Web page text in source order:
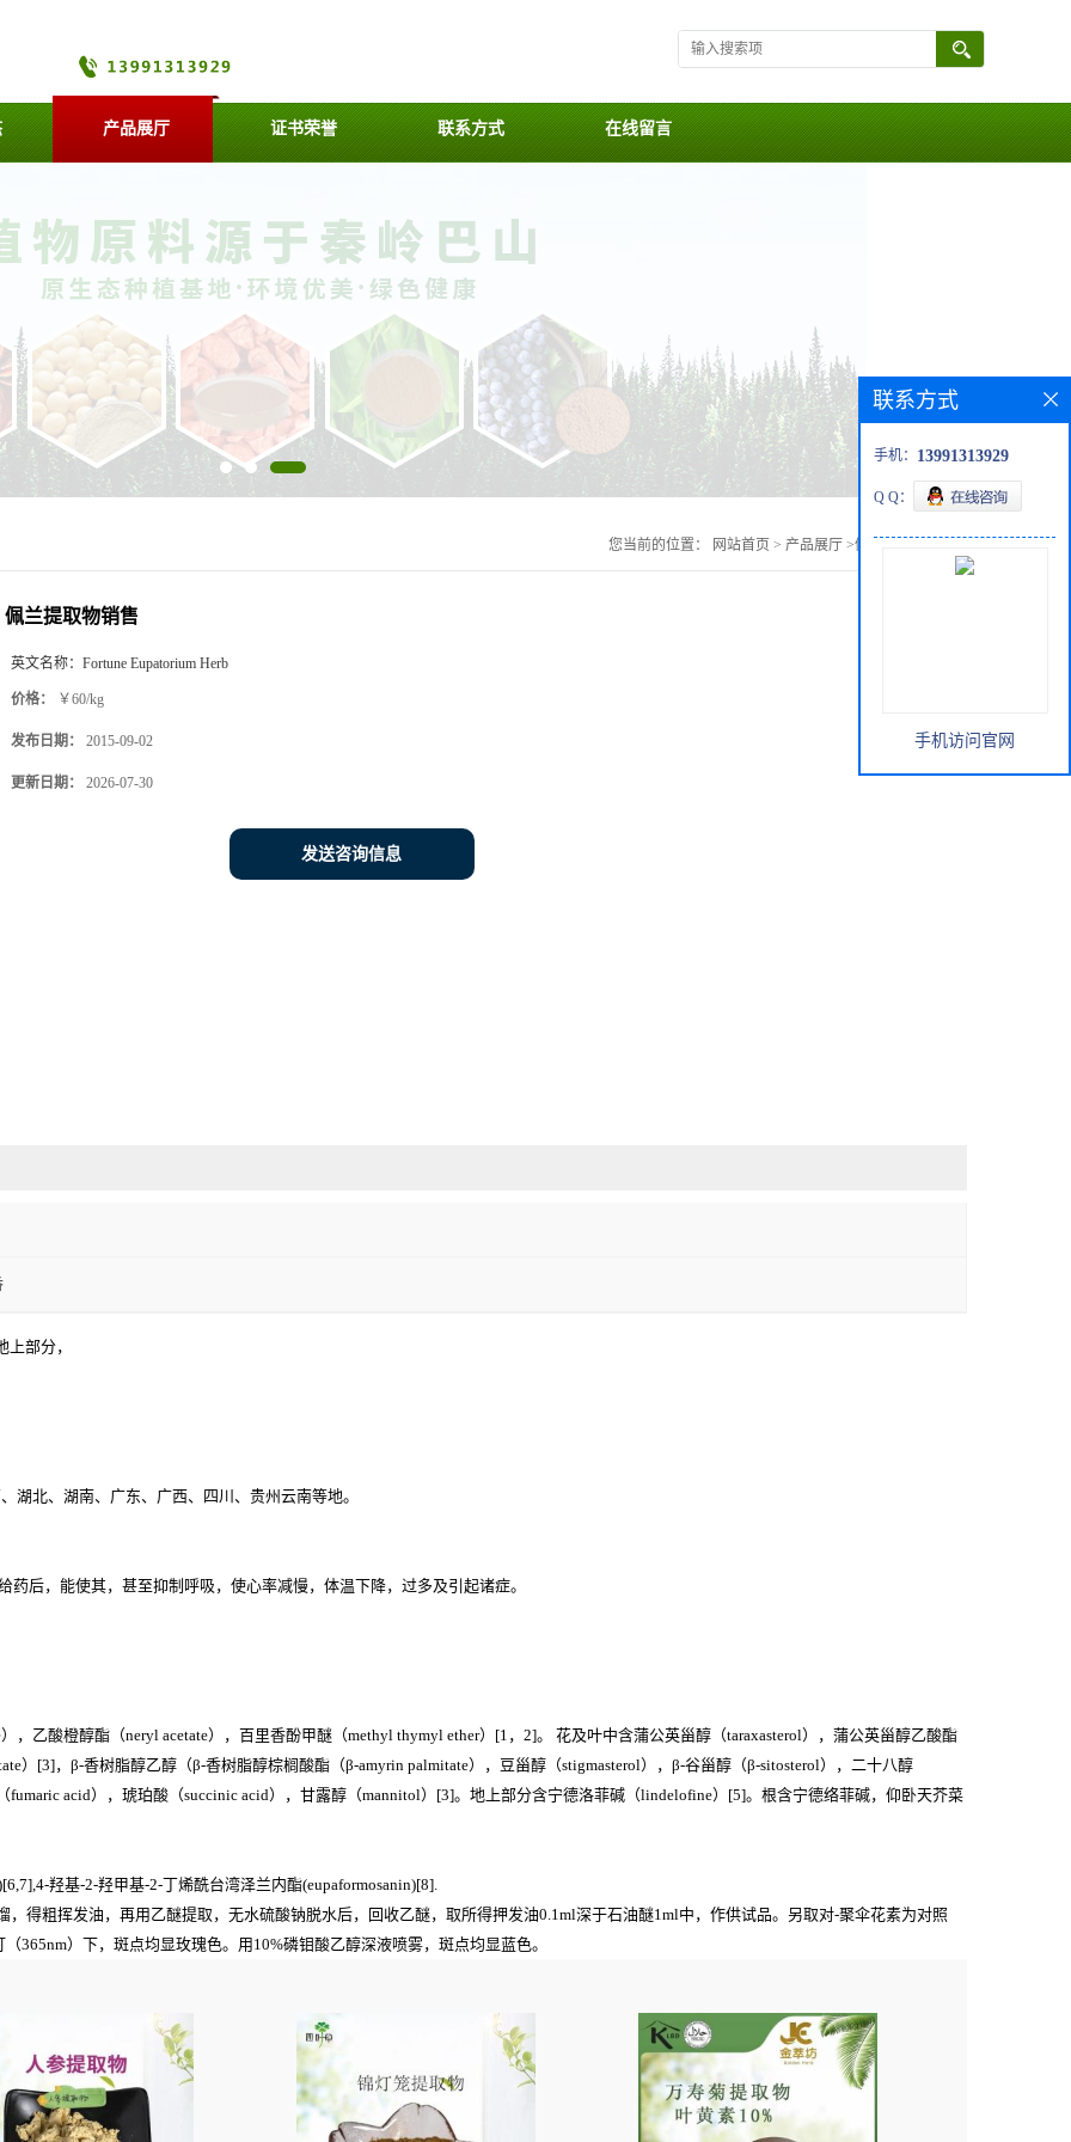
产品展厅 证书荣誉 联系方式 在线留言
您当前的位置： 网站首页 > 产品展厅 >佩兰提取物销售
佩兰提取物销售
英文名称： Fortune Eupatorium Herb
价格： ￥60/kg
发布日期： 2015-09-02
更新日期： 2026-07-30
发送咨询信息
部分，
湖北、湖南、广东、广西、四川、贵州云南等地。
后，能使其，甚至抑制呼吸，使心率减慢，体温下降，过多及引起诸症。
，乙酸橙醇酯（neryl acetate），百里香酚甲醚（methyl thymyl ether）[1，2]。 花及叶中含蒲公英甾醇（taraxasterol），蒲公英甾醇乙酸酯
）[3]，β-香树脂醇乙醇（β-香树脂醇棕榈酸酯（β-amyrin palmitate），豆甾醇（stigmasterol），β-谷甾醇（β-sitosterol），二十八醇
acid），琥珀酸（succinic acid），甘露醇（mannitol）[3]。地上部分含宁德洛菲碱（lindelofine）[5]。根含宁德络菲碱，仰卧天芥菜
羟基-2-羟甲基-2-丁烯酰台湾泽兰内酯(eupaformosanin)[8].
，得粗挥发油，再用乙醚提取，无水硫酸钠脱水后，回收乙醚，取所得押发油0.1ml深于石油醚1ml中，作供试品。另取对-聚伞花素为对照
365nm）下，斑点均显玫瑰色。用10%磷钼酸乙醇深液喷雾，斑点均显蓝色。
联系方式
手机： 13991313929
Q Q：
手机访问官网